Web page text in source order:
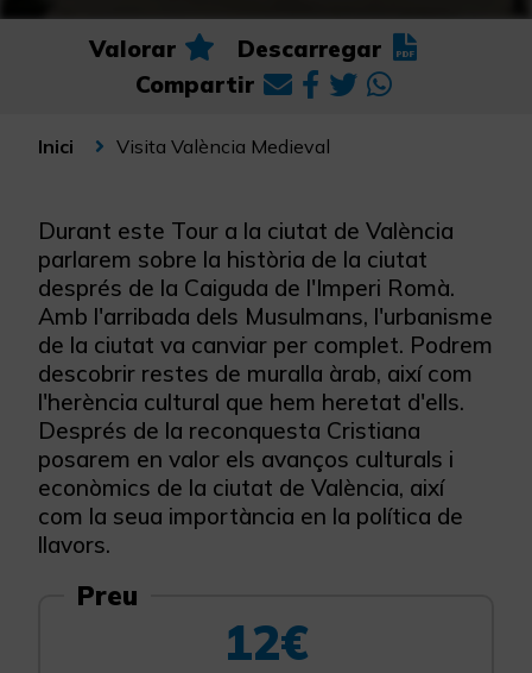
Valorar
Descarregar
Compartir
Inici Visita València Medieval
Durant este Tour a la ciutat de València
parlarem sobre la història de la ciutat
després de la Caiguda de l'Imperi Romà.
Amb l'arribada dels Musulmans, l'urbanisme
de la ciutat va canviar per complet. Podrem
descobrir restes de muralla àrab, així com
l'herència cultural que hem heretat d'ells.
Després de la reconquesta Cristiana
posarem en valor els avanços culturals i
econòmics de la ciutat de València, així
com la seua importància en la política de
llavors.
Preu
12€